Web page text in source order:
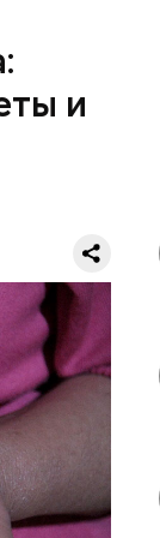
и
была
см,
тушить